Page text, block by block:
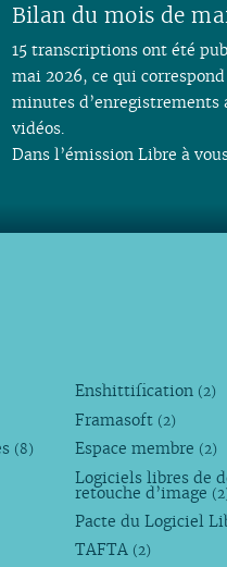
Bilan du mois de
15 transcriptions ont été
mai 2026, ce qui correspond
minutes d’enregistrements
vidéos.
Dans l’émission Libre à
(8)
Enshittification (2)
Framasoft (2)
Espace membre (2)
Logiciels libres de
retouche d’image
Pacte du Logiciel
TAFTA (2)